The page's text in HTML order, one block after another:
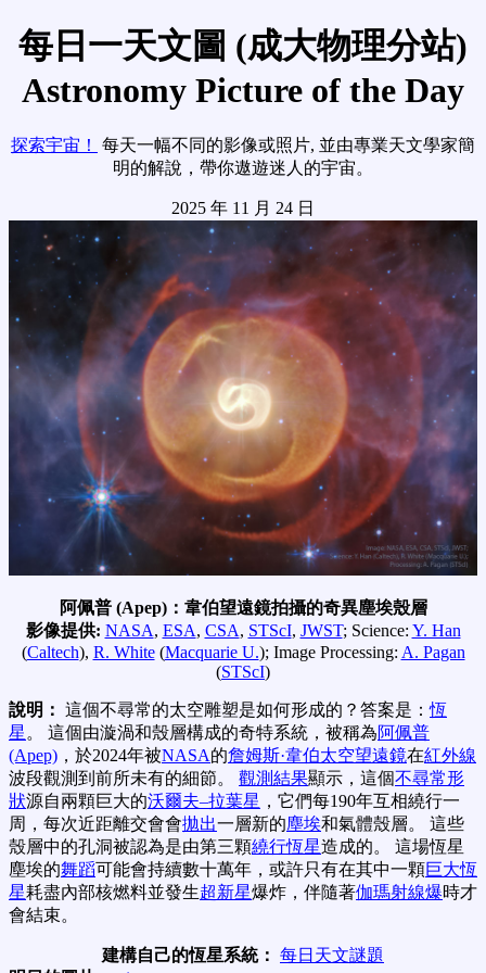
每日一天文圖 (成大物理分站)
Astronomy Picture of the Day
探索宇宙！
每天一幅不同的影像或照片, 並由專業天文學家簡
明的解說，帶你遨遊迷人的宇宙。
2025 年 11 月 24 日
阿佩普 (Apep)：韋伯望遠鏡拍攝的奇異塵埃殼層
影像提供: NASA, ESA, CSA, STScI, JWST; Science: Y. Han
(Caltech), R. White(Macquarie U.); Image Processing: A. Pagan
(STScI)
說明： 這個不尋常的太空雕塑是如何形成的？答案是：恆
星 。 這個由漩渦和殼層構成的奇特系統，被稱為阿佩普
(Apep) ，於2024年被NASA的詹姆斯·韋伯太空望遠鏡在紅外線
波段觀測到前所未有的細節。 觀測結果顯示，這個不尋常形
狀源自兩顆巨大的沃爾夫–拉葉星 ，它們每190年互相繞行一
周，每次近距離交會會拋出一層新的塵埃和氣體殼層。 這些
殼層中的孔洞被認為是由第三顆繞行恆星造成的。 這場恆星
塵埃的舞蹈可能會持續數十萬年，或許只有在其中一顆巨大恆
星耗盡內部核燃料並發生超新星爆炸，伴隨著伽瑪射線爆時才
會結束。
建構自己的恆星系統： 每日天文謎題